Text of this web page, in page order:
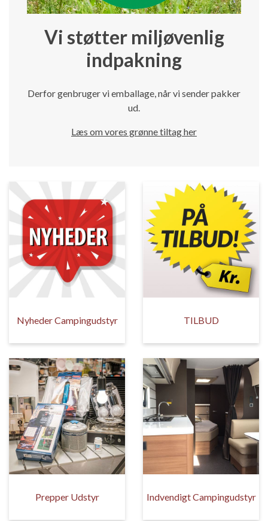
Vi støtter miljøvenlig
indpakning
Derfor genbruger vi emballage, når vi sender pakker
ud.
Læs om vores grønne tiltag her
Nyheder Campingudstyr TILBUD
Prepper Udstyr Indvendigt Campingudstyr